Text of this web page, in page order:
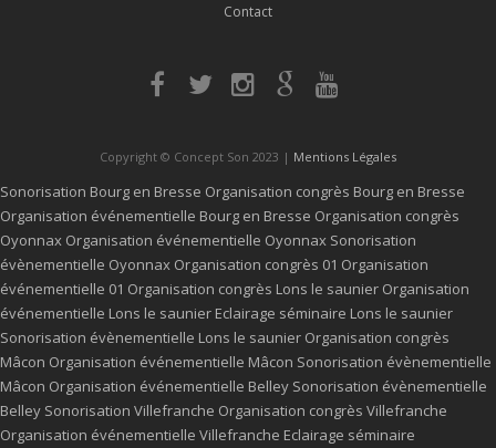
Contact
Copyright © Concept Son 2023 | Mentions Légales
Sonorisation Bourg en Bresse Organisation congrès Bourg en Bresse
Organisation événementielle Bourg en Bresse Organisation congrès
Oyonnax Organisation événementielle Oyonnax Sonorisation
évènementielle Oyonnax Organisation congrès 01 Organisation
événementielle 01 Organisation congrès Lons le saunier Organisation
événementielle Lons le saunier Eclairage séminaire Lons le saunier
Sonorisation évènementielle Lons le saunier Organisation congrès
Mâcon Organisation événementielle Mâcon Sonorisation évènementielle
Mâcon Organisation événementielle Belley Sonorisation évènementielle
Belley Sonorisation Villefranche Organisation congrès Villefranche
Organisation événementielle Villefranche Eclairage séminaire